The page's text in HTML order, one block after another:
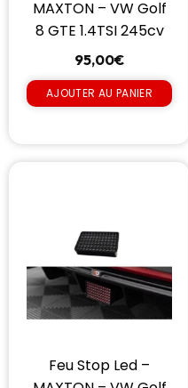
MAXTON – VW Golf
8 GTE 1.4TSI 245cv
95,00€
AJOUTER AU PANIER
Feu Stop Led –